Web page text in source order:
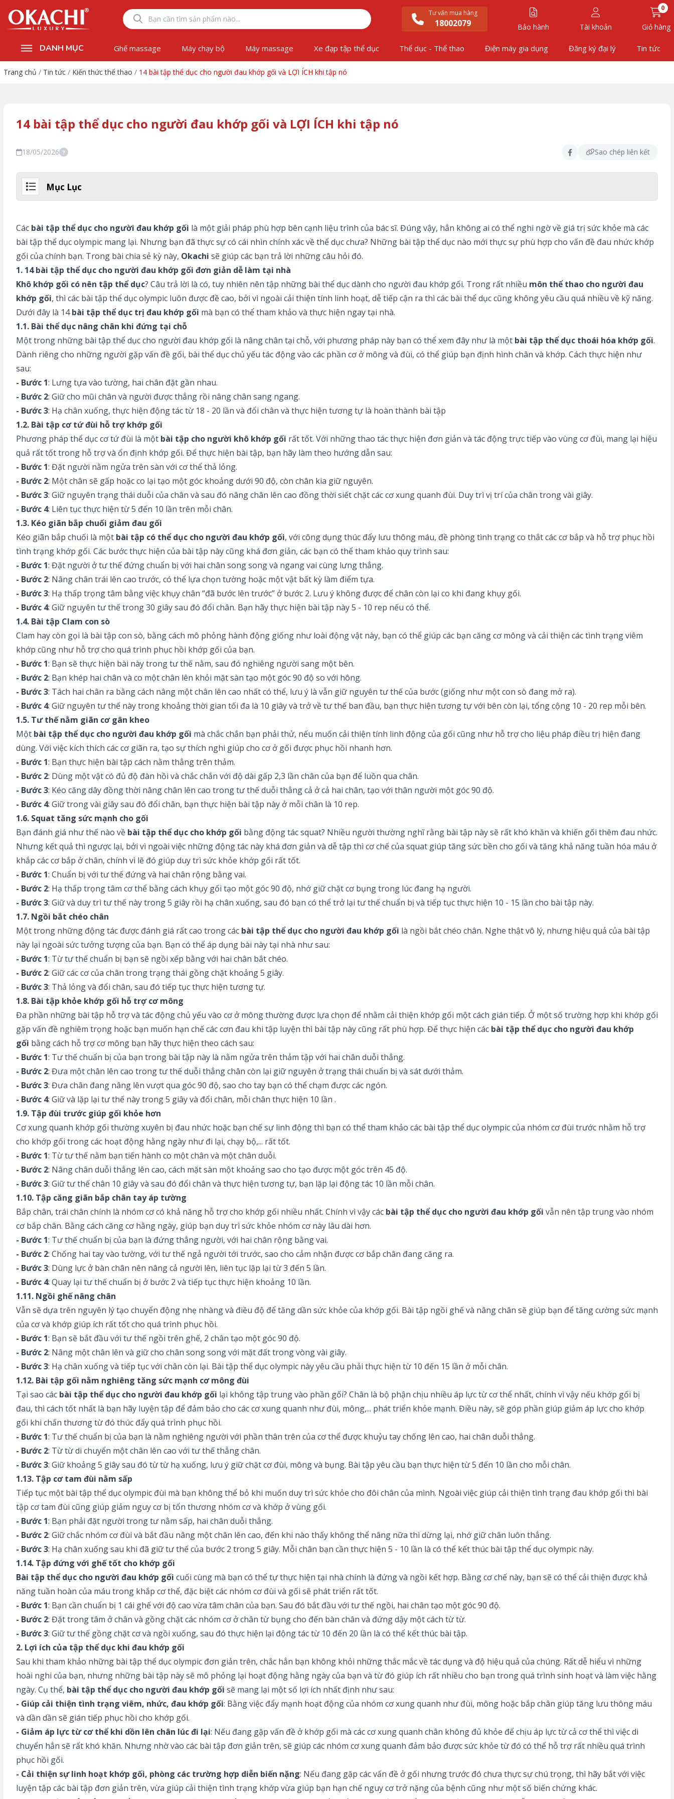
Tư vấn mua hàng
18002079 Bảo hành Tài khoản
0
Giỏ hàng
DANH MỤC Ghế massage Máy chạy bộ Máy massage Xe đạp tập thể dục Thể dục - Thể thao Điện máy gia dụng Đăng ký đại lý Tin tức
Trang chủ / Tin tức / Kiến thức thể thao / 14 bài tập thể dục cho người đau khớp gối và LỢI ÍCH khi tập nó
14 bài tập thể dục cho người đau khớp gối và LỢI ÍCH khi tập nó
18/05/2026 ? Sao chép liên kết
Mục Lục
Các bài tập thể dục cho người đau khớp gối là một giải pháp phù hợp bên cạnh liệu trình của bác sĩ. Đúng vậy, hẳn không ai có thể nghi ngờ về giá trị sức khỏe mà các
bài tập thể dục olympic mang lại. Nhưng bạn đã thực sự có cái nhìn chính xác về thể dục chưa? Những bài tập thể dục nào mới thực sự phù hợp cho vấn đề đau nhức khớp
gối của chính bạn. Trong bài chia sẻ kỳ này, Okachi sẽ giúp các bạn trả lời những câu hỏi đó.
1. 14 bài tập thể dục cho người đau khớp gối đơn giản dễ làm tại nhà
Khô khớp gối có nên tập thể dục? Câu trả lời là có, tuy nhiên nên tập những bài thể dục dành cho người đau khớp gối. Trong rất nhiều môn thể thao cho người đau
khớp gối, thì các bài tập thể dục olympic luôn được đề cao, bởi vì ngoài cải thiện tính linh hoạt, dễ tiếp cận ra thì các bài thể dục cũng không yêu cầu quá nhiều về kỹ năng.
Dưới đây là 14bài tập thể dục trị đau khớp gối mà bạn có thể tham khảo và thực hiện ngay tại nhà.
1.1. Bài thể dục nâng chân khi đứng tại chỗ
Một trong những bài tập thể dục cho người đau khớp gối là nâng chân tại chỗ, với phương pháp này bạn có thể xem đây như là một bài tập thể dục thoái hóa khớp gối.
Dành riêng cho những người gặp vấn đề gối, bài thể dục chủ yếu tác động vào các phần cơ ở mông và đùi, có thể giúp bạn định hình chân và khớp. Cách thực hiện như
sau:
- Bước 1: Lưng tựa vào tường, hai chân đặt gần nhau.
- Bước 2: Giữ cho mũi chân và người được thẳng rồi nâng chân sang ngang.
- Bước 3: Hạ chân xuống, thực hiện động tác từ 18 - 20 lần và đổi chân và thực hiện tương tự là hoàn thành bài tập
1.2. Bài tập cơ tứ đùi hỗ trợ khớp gối
Phương pháp thể dục cơ tứ đùi là một bài tập cho người khô khớp gối rất tốt. Với những thao tác thực hiện đơn giản và tác động trực tiếp vào vùng cơ đùi, mang lại hiệu
quả rất tốt trong hỗ trợ và ổn định khớp gối. Để thực hiện bài tập, bạn hãy làm theo hướng dẫn sau:
- Bước 1: Đặt người nằm ngửa trên sàn với cơ thể thả lỏng.
- Bước 2: Một chân sẽ gấp hoặc co lại tạo một góc khoảng dưới 90 độ, còn chân kia giữ nguyên.
- Bước 3: Giữ nguyên trạng thái duỗi của chân và sau đó nâng chân lên cao đồng thời siết chặt các cơ xung quanh đùi. Duy trì vị trí của chân trong vài giây.
- Bước 4: Liên tục thực hiện từ 5 đến 10 lần trên mỗi chân.
1.3. Kéo giãn bắp chuối giảm đau gối
Kéo giãn bắp chuối là một bài tập có thể dục cho người đau khớp gối, với công dụng thúc đẩy lưu thông máu, đề phòng tình trạng co thắt các cơ bắp và hỗ trợ phục hồi
tình trạng khớp gối. Các bước thực hiện của bài tập này cũng khá đơn giản, các bạn có thể tham khảo quy trình sau:
- Bước 1: Đặt người ở tư thế đứng chuẩn bị với hai chân song song và ngang vai cùng lưng thẳng.
- Bước 2: Nâng chân trái lên cao trước, có thể lựa chọn tường hoặc một vật bất kỳ làm điểm tựa.
- Bước 3: Hạ thấp trọng tâm bằng việc khụy chân “đã bước lên trước” ở bước 2. Lưu ý không được để chân còn lại co khi đang khụy gối.
- Bước 4: Giữ nguyên tư thế trong 30 giây sau đó đổi chân. Bạn hãy thực hiện bài tập này 5 - 10 rep nếu có thể.
1.4. Bài tập Clam con sò
Clam hay còn gọi là bài tập con sò, bằng cách mô phỏng hành động giống như loài động vật này, bạn có thể giúp các bạn căng cơ mông và cải thiện các tình trạng viêm
khớp cũng như hỗ trợ cho quá trình phục hồi khớp gối của bạn.
- Bước 1: Bạn sẽ thực hiện bài này trong tư thế nằm, sau đó nghiêng người sang một bên.
- Bước 2: Bạn khép hai chân và co một chân lên khỏi mặt sàn tạo một góc 90 độ so với hông.
- Bước 3: Tách hai chân ra bằng cách nâng một chân lên cao nhất có thể, lưu ý là vẫn giữ nguyên tư thế của bước (giống như một con sò đang mở ra).
- Bước 4: Giữ nguyên tư thế này trong khoảng thời gian tối đa là 10 giây và trở về tư thế ban đầu, bạn thực hiện tương tự với bên còn lại, tổng cộng 10 - 20 rep mỗi bên.
1.5. Tư thế nằm giãn cơ gân kheo
Một bài tập thể dục cho người đau khớp gối mà chắc chắn bạn phải thử, nếu muốn cải thiện tính linh động của gối cũng như hỗ trợ cho liệu pháp điều trị hiện đang
dùng. Với việc kích thích các cơ giãn ra, tạo sự thích nghi giúp cho cơ ở gối được phục hồi nhanh hơn.
- Bước 1: Bạn thực hiện bài tập cách nằm thẳng trên thảm.
- Bước 2: Dùng một vật có đủ độ đàn hồi và chắc chắn với độ dài gấp 2,3 lần chân của bạn để luồn qua chân.
- Bước 3: Kéo căng dây đồng thời nâng chân lên cao trong tư thế duỗi thẳng cả ở cả hai chân, tạo với thân người một góc 90 độ.
- Bước 4: Giữ trong vài giây sau đó đổi chân, bạn thực hiện bài tập này ở mỗi chân là 10 rep.
1.6. Squat tăng sức mạnh cho gối
Bạn đánh giá như thế nào về bài tập thể dục cho khớp gối bằng động tác squat? Nhiều người thường nghĩ rằng bài tập này sẽ rất khó khăn và khiến gối thêm đau nhức.
Nhưng kết quả thì ngược lại, bởi vì ngoài việc những động tác này khá đơn giản và dễ tập thì cơ chế của squat giúp tăng sức bền cho gối và tăng khả năng tuần hóa máu ở
khắp các cơ bắp ở chân, chính vì lẽ đó giúp duy trì sức khỏe khớp gối rất tốt.
- Bước 1: Chuẩn bị với tư thế đứng và hai chân rộng bằng vai.
- Bước 2: Hạ thấp trọng tâm cơ thể bằng cách khụy gối tạo một góc 90 độ, nhớ giữ chặt cơ bụng trong lúc đang hạ người.
- Bước 3: Giữ và duy trì tư thế này trong 5 giây rồi hạ chân xuống, sau đó bạn có thể trở lại tư thế chuẩn bị và tiếp tục thực hiện 10 - 15 lần cho bài tập này.
1.7. Ngồi bắt chéo chân
Một trong những động tác được đánh giá rất cao trong các ​​ bài tập thể dục cho người đau khớp gối là ngồi bắt chéo chân. Nghe thật vô lý, nhưng hiệu quả của bài tập
này lại ngoài sức tưởng tượng của bạn. Bạn có thể áp dụng bài này tại nhà như sau:
- Bước 1: Từ tư thế chuẩn bị bạn sẽ ngồi xếp bằng với hai chân bắt chéo.
- Bước 2: Giữ các cơ của chân trong trạng thái gồng chặt khoảng 5 giây.
- Bước 3: Thả lỏng và đổi chân, sau đó tiếp tục thực hiện tương tự.
1.8. Bài tập khỏe khớp gối hỗ trợ cơ mông
Đa phần những bài tập hỗ trợ và tác động chủ yếu vào cơ ở mông thường được lựa chọn để nhằm cải thiện khớp gối một cách gián tiếp. Ở một số trường hợp khi khớp gối
gặp vấn đề nghiêm trọng hoặc bạn muốn hạn chế các cơn đau khi tập luyện thì bài tập này cũng rất phù hợp. Để thực hiện các bài tập thể dục cho người đau khớp
gối bằng cách hỗ trợ cơ mông bạn hãy thực hiện theo cách sau:
- Bước 1: Tư thế chuẩn bị của bạn trong bài tập này là nằm ngửa trên thảm tập với hai chân duỗi thẳng.
- Bước 2: Đưa một chân lên cao trong tư thế duỗi thẳng chân còn lại giữ nguyên ở trạng thái chuẩn bị và sát dưới thảm.
- Bước 3: Đưa chân đang nâng lên vượt qua góc 90 độ, sao cho tay bạn có thể chạm được các ngón.
- Bước 4: Giữ và lặp lại tư thế này trong 5 giây và đổi chân, mỗi chân thực hiện 10 lần .
1.9. Tập đùi trước giúp gối khỏe hơn
Cơ xung quanh khớp gối thường xuyên bị đau nhức hoặc bạn chế sự linh động thì bạn có thể tham khảo các bài tập thể dục olympic của nhóm cơ đùi trước nhằm hỗ trợ
cho khớp gối trong các hoạt động hằng ngày như đi lại, chạy bộ,... rất tốt.
- Bước 1: Từ tư thế nằm bạn tiến hành co một chân và một chân duỗi.
- Bước 2: Nâng chân duỗi thẳng lên cao, cách mặt sàn một khoảng sao cho tạo được một góc trên 45 độ.
- Bước 3: Giữ tư thế chân 10 giây và sau đó đổi chân và thực hiện tương tự, bạn lặp lại động tác 10 lần mỗi chân.
1.10. Tập căng giãn bắp chân tay áp tường
Bắp chân, trái chân chính là nhóm cơ có khả năng hỗ trợ cho khớp gối nhiều nhất. Chính vì vậy các bài tập thể dục cho người đau khớp gối vẫn nên tập trung vào nhóm
cơ bắp chân. Bằng cách căng cơ hằng ngày, giúp bạn duy trì sức khỏe nhóm cơ này lâu dài hơn.
- Bước 1: Tư thế chuẩn bị của bạn là đứng thẳng người, với hai chân rộng bằng vai.
- Bước 2: Chống hai tay vào tường, với tư thế ngả người tới trước, sao cho cảm nhận được cơ bắp chân đang căng ra.
- Bước 3: Dùng lực ở bàn chân nên nâng cả người lên, liên tục lặp lại từ 3 đến 5 lần.
- Bước 4: Quay lại tư thế chuẩn bị ở bước 2 và tiếp tục thực hiện khoảng 10 lần.
1.11. Ngồi ghế nâng chân
Vẫn sẽ dựa trên nguyên lý tạo chuyển động nhẹ nhàng và điều độ để tăng dần sức khỏe của khớp gối. Bài tập ngồi ghế và nâng chân sẽ giúp bạn để tăng cường sức mạnh
của cơ và khớp giúp ích rất tốt cho quá trình phục hồi.
- Bước 1: Bạn sẽ bắt đầu với tư thế ngồi trên ghế, 2 chân tạo một góc 90 độ.
- Bước 2: Nâng một chân lên và giữ cho chân song song với mặt đất trong vòng vài giây.
- Bước 3: Hạ chân xuống và tiếp tục với chân còn lại. Bài tập thể dục olympic này yêu cầu phải thực hiện từ 10 đến 15 lần ở mỗi chân.
1.12. Bài tập gối nằm nghiêng tăng sức mạnh cơ mông đùi
Tại sao các bài tập thể dục cho người đau khớp gối lại không tập trung vào phần gối? Chân là bộ phận chịu nhiều áp lực từ cơ thể nhất, chính vì vậy nếu khớp gối bị
đau, thì cách tốt nhất là bạn hãy luyện tập để đảm bảo cho các cơ xung quanh như đùi, mông,... phát triển khỏe mạnh. Điều này, sẽ góp phần giúp giảm áp lực cho khớp
gối khi chấn thương từ đó thúc đẩy quá trình phục hồi.
- Bước 1: Tư thế chuẩn bị của bạn là nằm nghiêng người với phần thân trên của cơ thể được khuỷu tay chống lên cao, hai chân duỗi thẳng.
- Bước 2: Từ từ di chuyển một chân lên cao với tư thế thẳng chân.
- Bước 3: Giữ khoảng 5 giây sau đó từ từ hạ xuống, lưu ý giữ chặt cơ đùi, mông và bụng. Bài tập yêu cầu bạn thực hiện từ 5 đến 10 lần cho mỗi chân.
1.13. Tập cơ tam đùi nằm sấp
Tiếp tục một bài tập thể dục olympic đùi mà bạn không thể bỏ khi muốn duy trì sức khỏe cho đôi chân của mình. Ngoài việc giúp cải thiện tình trạng đau khớp gối thì bài
tập cơ tam đùi cũng giúp giảm nguy cơ bị tổn thương nhóm cơ và khớp ở vùng gối.
- Bước 1: Bạn phải đặt người trong tư nằm sấp, hai chân duỗi thẳng.
- Bước 2: Giữ chắc nhóm cơ đùi và bắt đầu nâng một chân lên cao, đến khi nào thấy không thể nâng nữa thì dừng lại, nhớ giữ chân luôn thẳng.
- Bước 3: Hạ chân xuống sau khi đã giữ tư thế của bước 2 trong 5 giây. Mỗi chân bạn cần thực hiện 5 - 10 lần là có thể kết thúc bài tập thể dục olympic này.
1.14. Tập đứng với ghế tốt cho khớp gối
Bài tập thể dục cho người đau khớp gối cuối cùng mà bạn có thể tự thực hiện tại nhà chính là đứng và ngồi kết hợp. Bằng cơ chế này, bạn sẽ có thể cải thiện được khả
năng tuần hoàn của máu trong khắp cơ thể, đặc biệt các nhóm cơ đùi và gối sẽ phát triển rất tốt.
- Bước 1: Bạn cần chuẩn bị 1 cái ghế với độ cao vừa tâm chân của bạn. Sau đó bắt đầu với tư thế ngồi, hai chân tạo một góc 90 độ.
- Bước 2: Đặt trong tâm ở chân và gồng chặt các nhóm cơ ở chân từ bụng cho đến bàn chân và đứng dậy một cách từ từ.
- Bước 3: Giữ tư thế gồng chặt cơ và ngồi xuống, sau đó thực hiện lại động tác từ 10 đến 20 lần là có thể kết thúc bài tập.
2. Lợi ích của tập thể dục khi đau khớp gối
Sau khi tham khảo những bài tập thể dục olympic đơn giản trên, chắc hẳn bạn không khỏi những thắc mắc về tác dụng và độ hiệu quả của chúng. Rất dễ hiểu vì những
hoài nghi của bạn, nhưng những bài tập này sẽ mô phỏng lại hoạt động hằng ngày của bạn và từ đó giúp ích rất nhiều cho bạn trong quá trình sinh hoạt và làm việc hằng
ngày. Cụ thể, bài tập thể dục cho người đau khớp gối sẽ mang lại một số lợi ích nhất định như sau:
- Giúp cải thiện tình trạng viêm, nhức, đau khớp gối: Bằng việc đẩy mạnh hoạt động của nhóm cơ xung quanh như đùi, mông hoặc bắp chân giúp tăng lưu thông máu
và dần dần sẽ gián tiếp phục hồi cho khớp gối.
- Giảm áp lực từ cơ thể khi dồn lên chân lúc đi lại: Nếu đang gặp vấn đề ở khớp gối mà các cơ xung quanh chân không đủ khỏe để chịu áp lực từ cả cơ thể thì việc di
chuyển hẳn sẽ rất khó khăn. Nhưng nhờ vào các bài tập đơn giản trên, sẽ giúp các nhóm cơ xung quanh đảm bảo được sức khỏe từ đó có thể hỗ trợ rất nhiều quá trình
phục hồi gối.
- Cải thiện sự linh hoạt khớp gối, phòng các trường hợp diễn biến nặng: Nếu đang gặp các vấn đề ở gối nhưng trước đó chưa thực sự chú trọng, thì hãy bắt với việc
luyện tập các bài tập đơn giản trên, vừa giúp cải thiện tình trạng khớp vừa giúp bạn hạn chế nguy cơ trở nặng của bệnh cũng như một số biến chứng khác.